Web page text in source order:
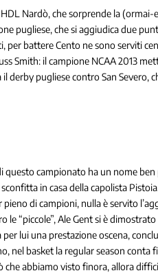
Nardò, che sorprende la
pugliese, che si aggiudica due
per battere Cento ne sono serviti
Smith: il campione NCAA 2013
derby pugliese contro San Severo,
questo campionato ha un nome
in casa della capolista
di campioni, nulla è servito
le “piccole”, Ale Gent si è
lui una prestazione oscena,
nel basket la regular season conta
che abbiamo visto finora, allora